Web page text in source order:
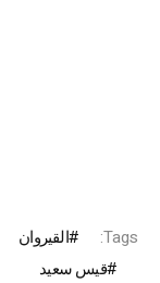
Tags: القيروان
قيس سعيد